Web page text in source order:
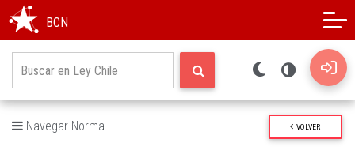
BCN
Navegar Norma VOLVER